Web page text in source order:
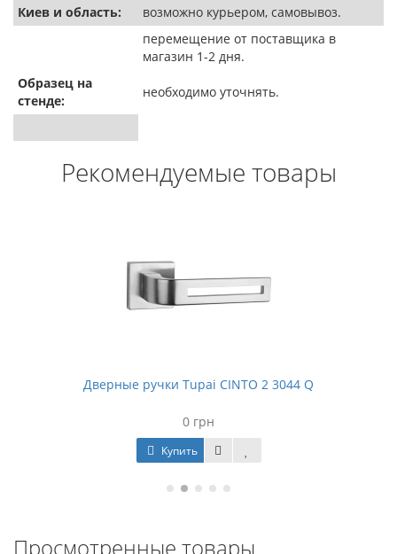
Киев и область:
возможно курьером, самовывоз.
перемещение от поставщика в
магазин 1-2 дня.
Образец на
стенде:
необходимо уточнять.
Рекомендуемые товары
Дверные ручки Tupai CINTO 2 3044 Q
0 грн
Купить
Просмотренные товары